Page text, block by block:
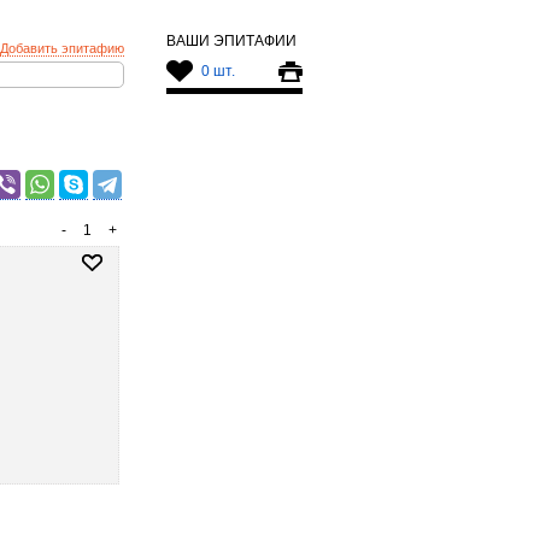
ВАШИ ЭПИТАФИИ
0 шт.
Добавить эпитафию
+
1
-